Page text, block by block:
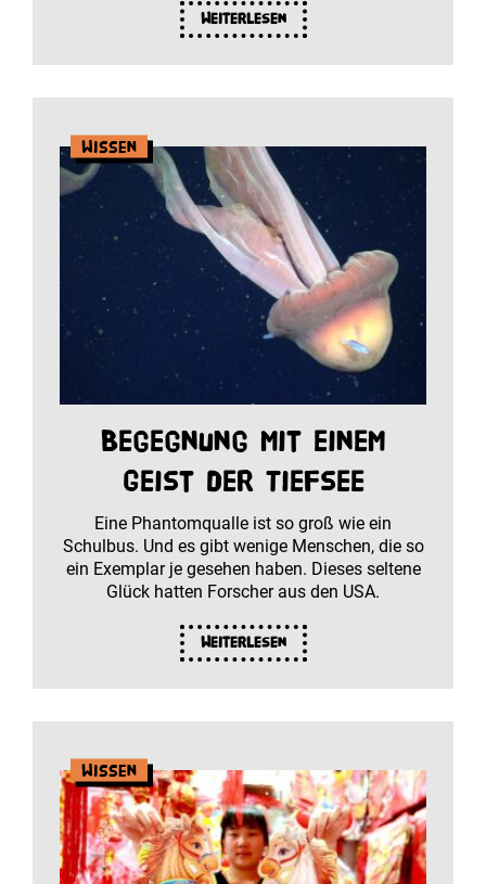
Weiterlesen
Wissen
Begegnung mit einem
Geist der Tiefsee
Eine Phantomqualle ist so groß wie ein
Schulbus. Und es gibt wenige Menschen, die so
ein Exemplar je gesehen haben. Dieses seltene
Glück hatten Forscher aus den USA.
Weiterlesen
Wissen